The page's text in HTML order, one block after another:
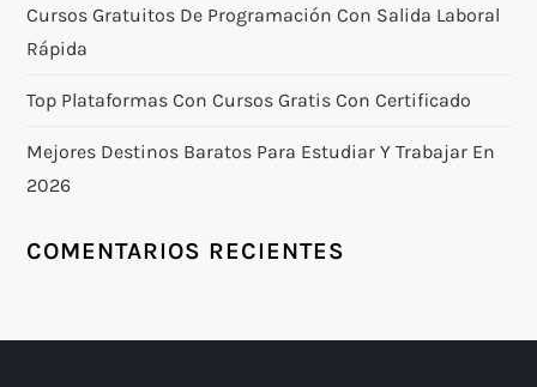
d
e
e
n
t
Cursos Gratuitos De Programación Con Salida Laboral
Rápida
Top Plataformas Con Cursos Gratis Con Certificado
Mejores Destinos Baratos Para Estudiar Y Trabajar En
2026
COMENTARIOS RECIENTES